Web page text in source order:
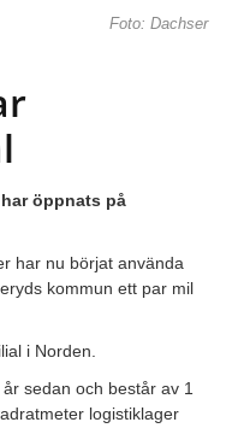
Foto: Dachser
öppnats på
har nu börjat använda
kommun ett par mil
i Norden.
sedan och består av 1
logistiklager